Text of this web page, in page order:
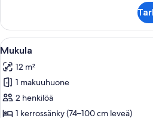
Avaa
kaikki
huonetyypin
Mukula
kuvat
8
Mukula
12 m²
1 makuuhuone
2 henkilöä
1 kerrossänky (74–100 cm leveä)